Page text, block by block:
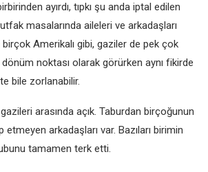
ayırdı, tıpkı şu anda iptal edilen
masalarında aileleri ve arkadaşları
birçok Amerikalı gibi, gaziler de pek çok
dönüm noktası olarak görürken aynı fikirde
bile zorlanabilir.
arasında açık. Taburdan birçoğunun
etmeyen arkadaşları var. Bazıları birimin
tamamen terk etti.